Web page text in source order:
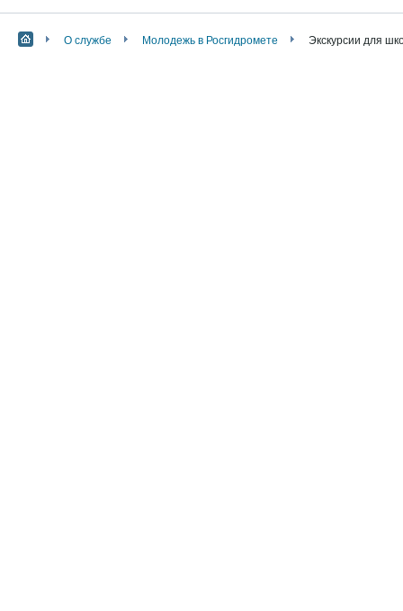
О службе Молодежь в Росгидромете Экскурсии для